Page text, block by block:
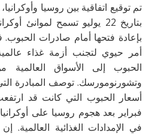
تم توقيع اتفاقية بين روسيا
بتاريخ 22 يوليو تسمح لموانئ
بإعادة فتحها أمام صادرات الحبوب.
أمر حيوي لتجنب أزمة غذاء
الحبوب إلى الأسواق العالمية
وتشورنومورسك. توصف المبادرة
أسعار الحبوب التي كانت قد
فبراير بعد هجوم روسيا على
في الإمدادات الغذائية العالمية.